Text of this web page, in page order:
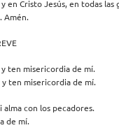
en Cristo Jesús, en todas
Amén.
y ten misericordia de mí.
y ten misericordia de mí.
alma con los pecadores.
de mí.